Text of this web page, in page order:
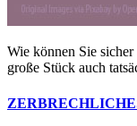
Wie können Sie sicher
große Stück auch